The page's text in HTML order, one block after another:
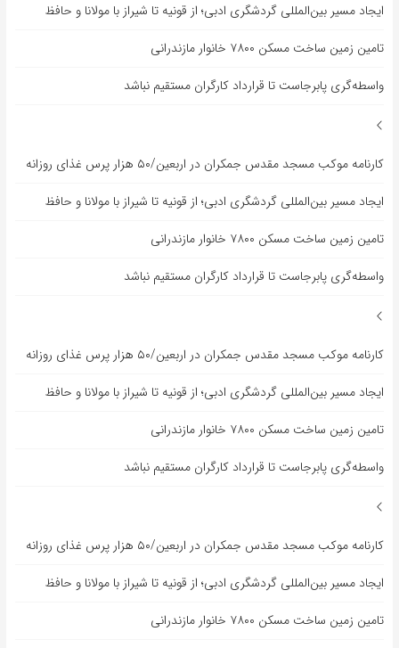
ایجاد مسیر بین‌المللی گردشگری ادبی؛ از قونیه تا شیراز با مولانا و حافظ
تامین زمین ساخت مسکن ۷۸۰۰ خانوار مازندرانی
واسطه‌گری پابرجاست تا قرارداد کارگران مستقیم نباشد
کارنامه موکب مسجد مقدس جمکران در اربعین/۵۰ هزار پرس غذای روزانه
ایجاد مسیر بین‌المللی گردشگری ادبی؛ از قونیه تا شیراز با مولانا و حافظ
تامین زمین ساخت مسکن ۷۸۰۰ خانوار مازندرانی
واسطه‌گری پابرجاست تا قرارداد کارگران مستقیم نباشد
کارنامه موکب مسجد مقدس جمکران در اربعین/۵۰ هزار پرس غذای روزانه
ایجاد مسیر بین‌المللی گردشگری ادبی؛ از قونیه تا شیراز با مولانا و حافظ
تامین زمین ساخت مسکن ۷۸۰۰ خانوار مازندرانی
واسطه‌گری پابرجاست تا قرارداد کارگران مستقیم نباشد
کارنامه موکب مسجد مقدس جمکران در اربعین/۵۰ هزار پرس غذای روزانه
ایجاد مسیر بین‌المللی گردشگری ادبی؛ از قونیه تا شیراز با مولانا و حافظ
تامین زمین ساخت مسکن ۷۸۰۰ خانوار مازندرانی